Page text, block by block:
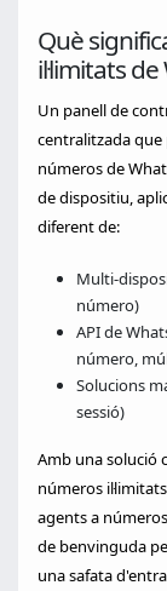
Què
il·limitats
Un panell de
centralitzada
números de
de dispositiu,
diferent de:
Multi-
número)
API de
número,
Solucions
sessió)
Amb una solució
números
agents a
de benvinguda
una safata